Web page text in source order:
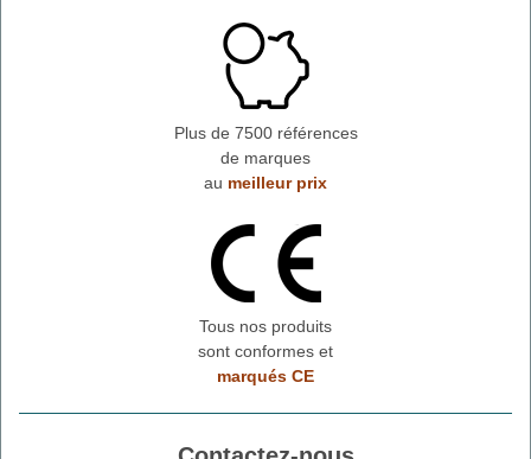
Plus de 7500 références
de marques
au meilleur prix
Tous nos produits
sont conformes et
marqués CE